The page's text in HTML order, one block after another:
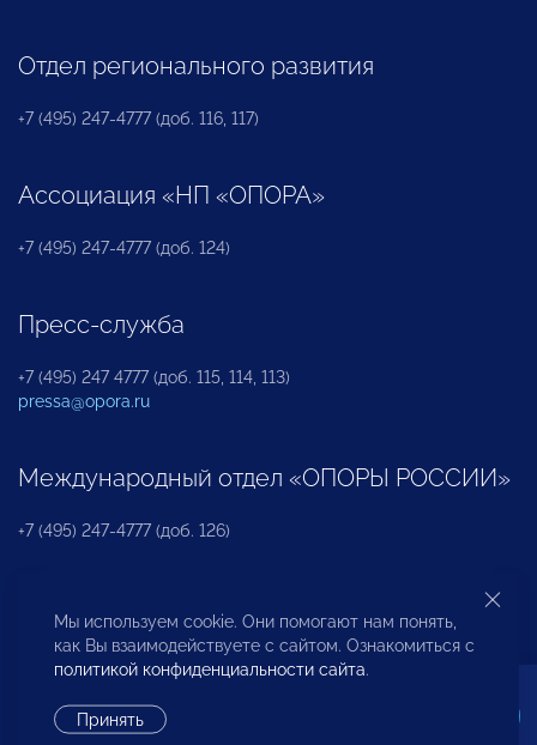
Отдел регионального развития
+7 (495) 247-4777 (доб. 116, 117)
Ассоциация «НП «ОПОРА»
+7 (495) 247-4777 (доб. 124)
Пресс-служба
+7 (495) 247 4777 (доб. 115, 114, 113)
pressa@opora.ru
Международный отдел «ОПОРЫ РОССИИ»
+7 (495) 247-4777 (доб. 126)
Бюро по защите прав предпринимателей и
инвесторов
Мы используем cookie. Они помогают нам понять,
как Вы взаимодействуете с сайтом. Ознакомиться с
политикой конфиденциальности сайта.
Принять